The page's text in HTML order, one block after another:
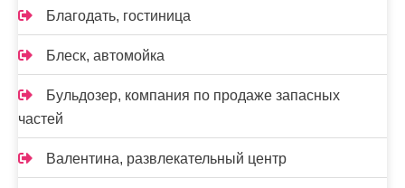
Благодать, гостиница
Блеск, автомойка
Бульдозер, компания по продаже запасных
частей
Валентина, развлекательный центр